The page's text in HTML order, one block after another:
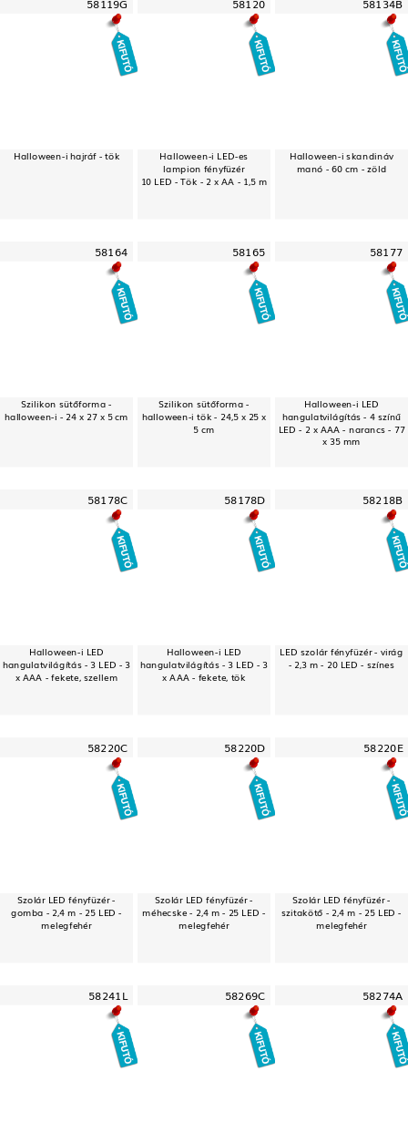
58119G
Halloween-i hajráf - tök
58120
Halloween-i LED-es
lampion fényfüzér
10 LED - Tök - 2 x AA - 1,5 m
58134B
Halloween-i skandináv
manó - 60 cm - zöld
58164
Szilikon sütőforma -
halloween-i - 24 x 27 x 5 cm
58165
Szilikon sütőforma -
halloween-i tök - 24,5 x 25 x
5 cm
58177
Halloween-i LED
hangulatvilágítás - 4 színű
LED - 2 x AAA - narancs - 77
x 35 mm
58178C
Halloween-i LED
hangulatvilágítás - 3 LED - 3
x AAA - fekete, szellem
58178D
Halloween-i LED
hangulatvilágítás - 3 LED - 3
x AAA - fekete, tök
58218B
LED szolár fényfüzér - virág
- 2,3 m - 20 LED - színes
58220C
Szolár LED fényfüzér -
gomba - 2,4 m - 25 LED -
melegfehér
58220D
Szolár LED fényfüzér -
méhecske - 2,4 m - 25 LED -
melegfehér
58220E
Szolár LED fényfüzér -
szitakötő - 2,4 m - 25 LED -
melegfehér
58241L 58269C 58274A